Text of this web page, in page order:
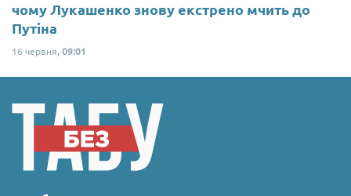
чому Лукашенко знову екстрено мчить до
Путіна
16 червня, 09:01